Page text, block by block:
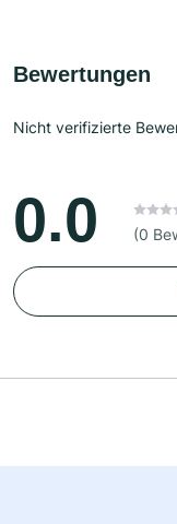
Bewertungen
Nicht verifizierte
0.0 (0